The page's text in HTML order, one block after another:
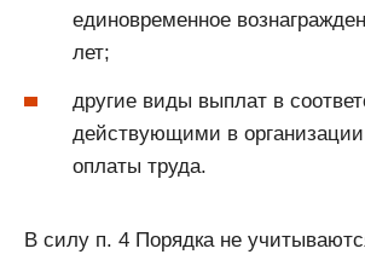
единовременное
лет;
другие виды выплат в
действующими в
оплаты труда.
В силу п. 4 Порядка не